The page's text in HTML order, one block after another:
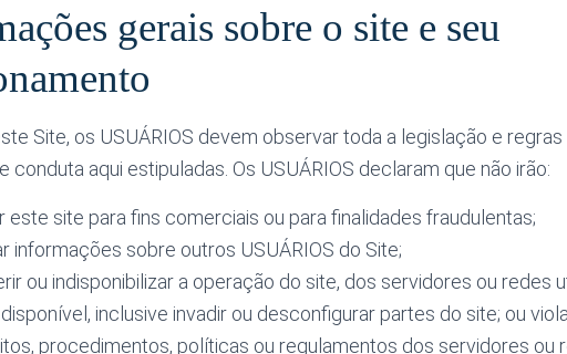
gerais sobre o site e seu
Site, os USUÁRIOS devem observar toda a legislação e
conduta aqui estipuladas. Os USUÁRIOS declaram que não irão:
este site para fins comerciais ou para finalidades fraudulentas;
informações sobre outros USUÁRIOS do Site;
ou indisponibilizar a operação do site, dos servidores ou redes
inclusive invadir ou desconfigurar partes do site; ou
procedimentos, políticas ou regulamentos dos servidores ou